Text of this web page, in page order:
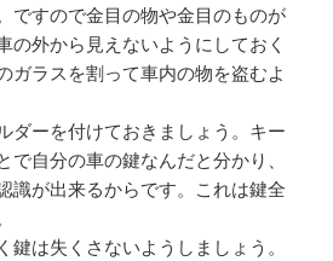
ですので金目の物や金目のものが
の外から見えないようにしておく
ガラスを割って車内の物を盗むよ
ダーを付けておきましょう。キー
で自分の車の鍵なんだと分かり、
識が出来るからです。これは鍵全
鍵は失くさないようしましょう。